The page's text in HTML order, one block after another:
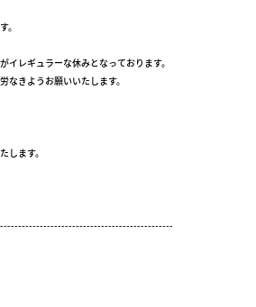
。
イレギュラーな休みとなっております。
なきようお願いいたします。
します。